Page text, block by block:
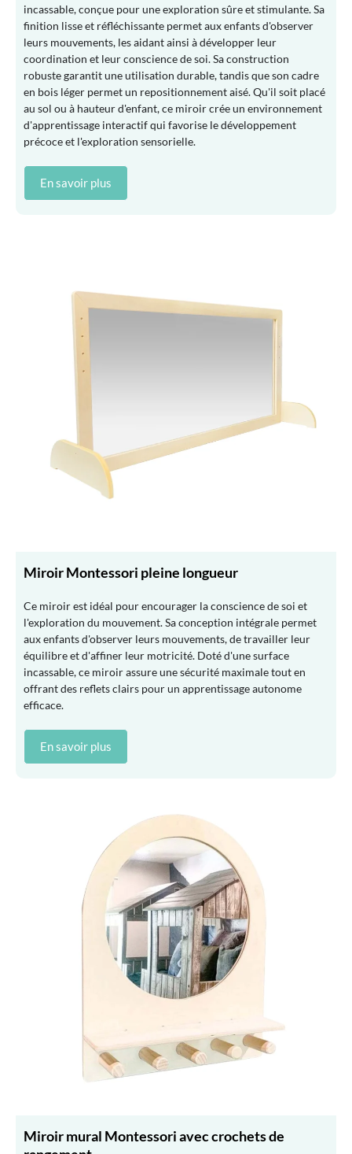
incassable, conçue pour une exploration sûre et stimulante. Sa
finition lisse et réfléchissante permet aux enfants d'observer
leurs mouvements, les aidant ainsi à développer leur
coordination et leur conscience de soi. Sa construction
robuste garantit une utilisation durable, tandis que son cadre
en bois léger permet un repositionnement aisé. Qu'il soit placé
au sol ou à hauteur d'enfant, ce miroir crée un environnement
d'apprentissage interactif qui favorise le développement
précoce et l'exploration sensorielle.
En savoir plus
Miroir Montessori pleine longueur
Ce miroir est idéal pour encourager la conscience de soi et
l'exploration du mouvement. Sa conception intégrale permet
aux enfants d'observer leurs mouvements, de travailler leur
équilibre et d'affiner leur motricité. Doté d'une surface
incassable, ce miroir assure une sécurité maximale tout en
offrant des reflets clairs pour un apprentissage autonome
efficace.
En savoir plus
Miroir mural Montessori avec crochets de